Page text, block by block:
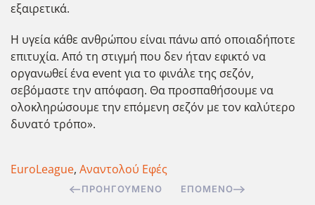
εξαιρετικά.
Η υγεία κάθε ανθρώπου είναι πάνω από οποιαδήποτε
επιτυχία. Από τη στιγμή που δεν ήταν εφικτό να
οργανωθεί ένα event για το φινάλε της σεζόν,
σεβόμαστε την απόφαση. Θα προσπαθήσουμε να
ολοκληρώσουμε την επόμενη σεζόν με τον καλύτερο
δυνατό τρόπο».
EuroLeague, Αναντολού Εφές
ΠΡΟΗΓΟΎΜΕΝΟ ΕΠΌΜΕΝΟ